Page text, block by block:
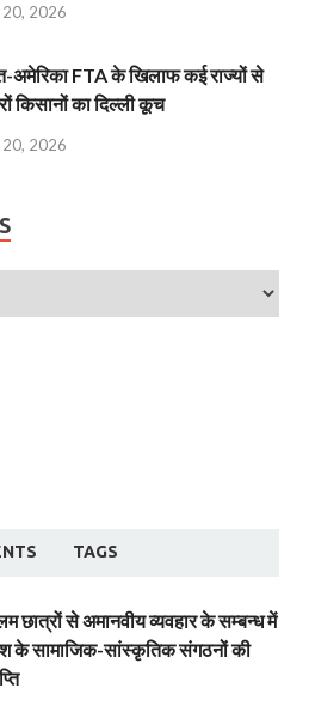
20, 2026
अमेरिका FTA के खिलाफ कई राज्यों से
किसानों का दिल्ली कूच
20, 2026
TAGS
छात्रों से अमानवीय व्यवहार के सम्बन्ध में
के सामाजिक-सांस्कृतिक संगठनों की